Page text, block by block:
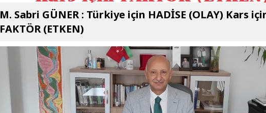
M. Sabri GÜNER : Türkiye için HADİSE (OLAY) Kars
FAKTÖR (ETKEN)